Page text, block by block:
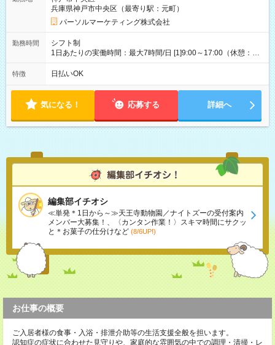
兵庫県神戸市中央区（最寄り駅：元町）
パーソルマーケティング株式会社
勤務時間
シフト制
1日あたりの実働時間：最大7時間/日 [1]9:00～17:00（休憩：1
時間） [2]11:00～19:00（休憩：1時間） [3]10:00～18:00（休
憩：1時間） 週4日～週5日シフト相談OK ※土日どちらか休み、
日祝/10～18時（実働7hシフト制）
特徴 日払いOK
気になる！ 応募する 詳細へ
編集部イチオシ
≪単発＊1日から～≫天王寺動物園／ナイトズーの受付案内
メンバー大募集！、〈カンタン作業！〉スキマ時間にサクッ
と＊お菓子の仕分けなど (8/6UP!)
お仕事の概要
ご入居者様の食事・入浴・排泄介助等の生活支援全般を担います。
認知症の症状に合わせた見守りや、家庭的な雰囲気の中での調理・清掃・レ